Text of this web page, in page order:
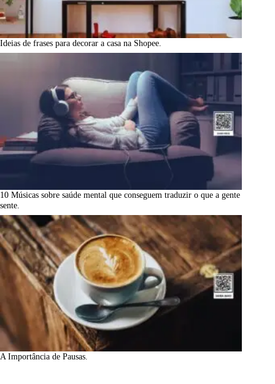
Ideias de frases para decorar a casa na Shopee.
10 Músicas sobre saúde mental que conseguem traduzir o que a gente
sente.
A Importância de Pausas.